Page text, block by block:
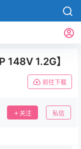
148V 1.2G】
前往下载
关注 私信